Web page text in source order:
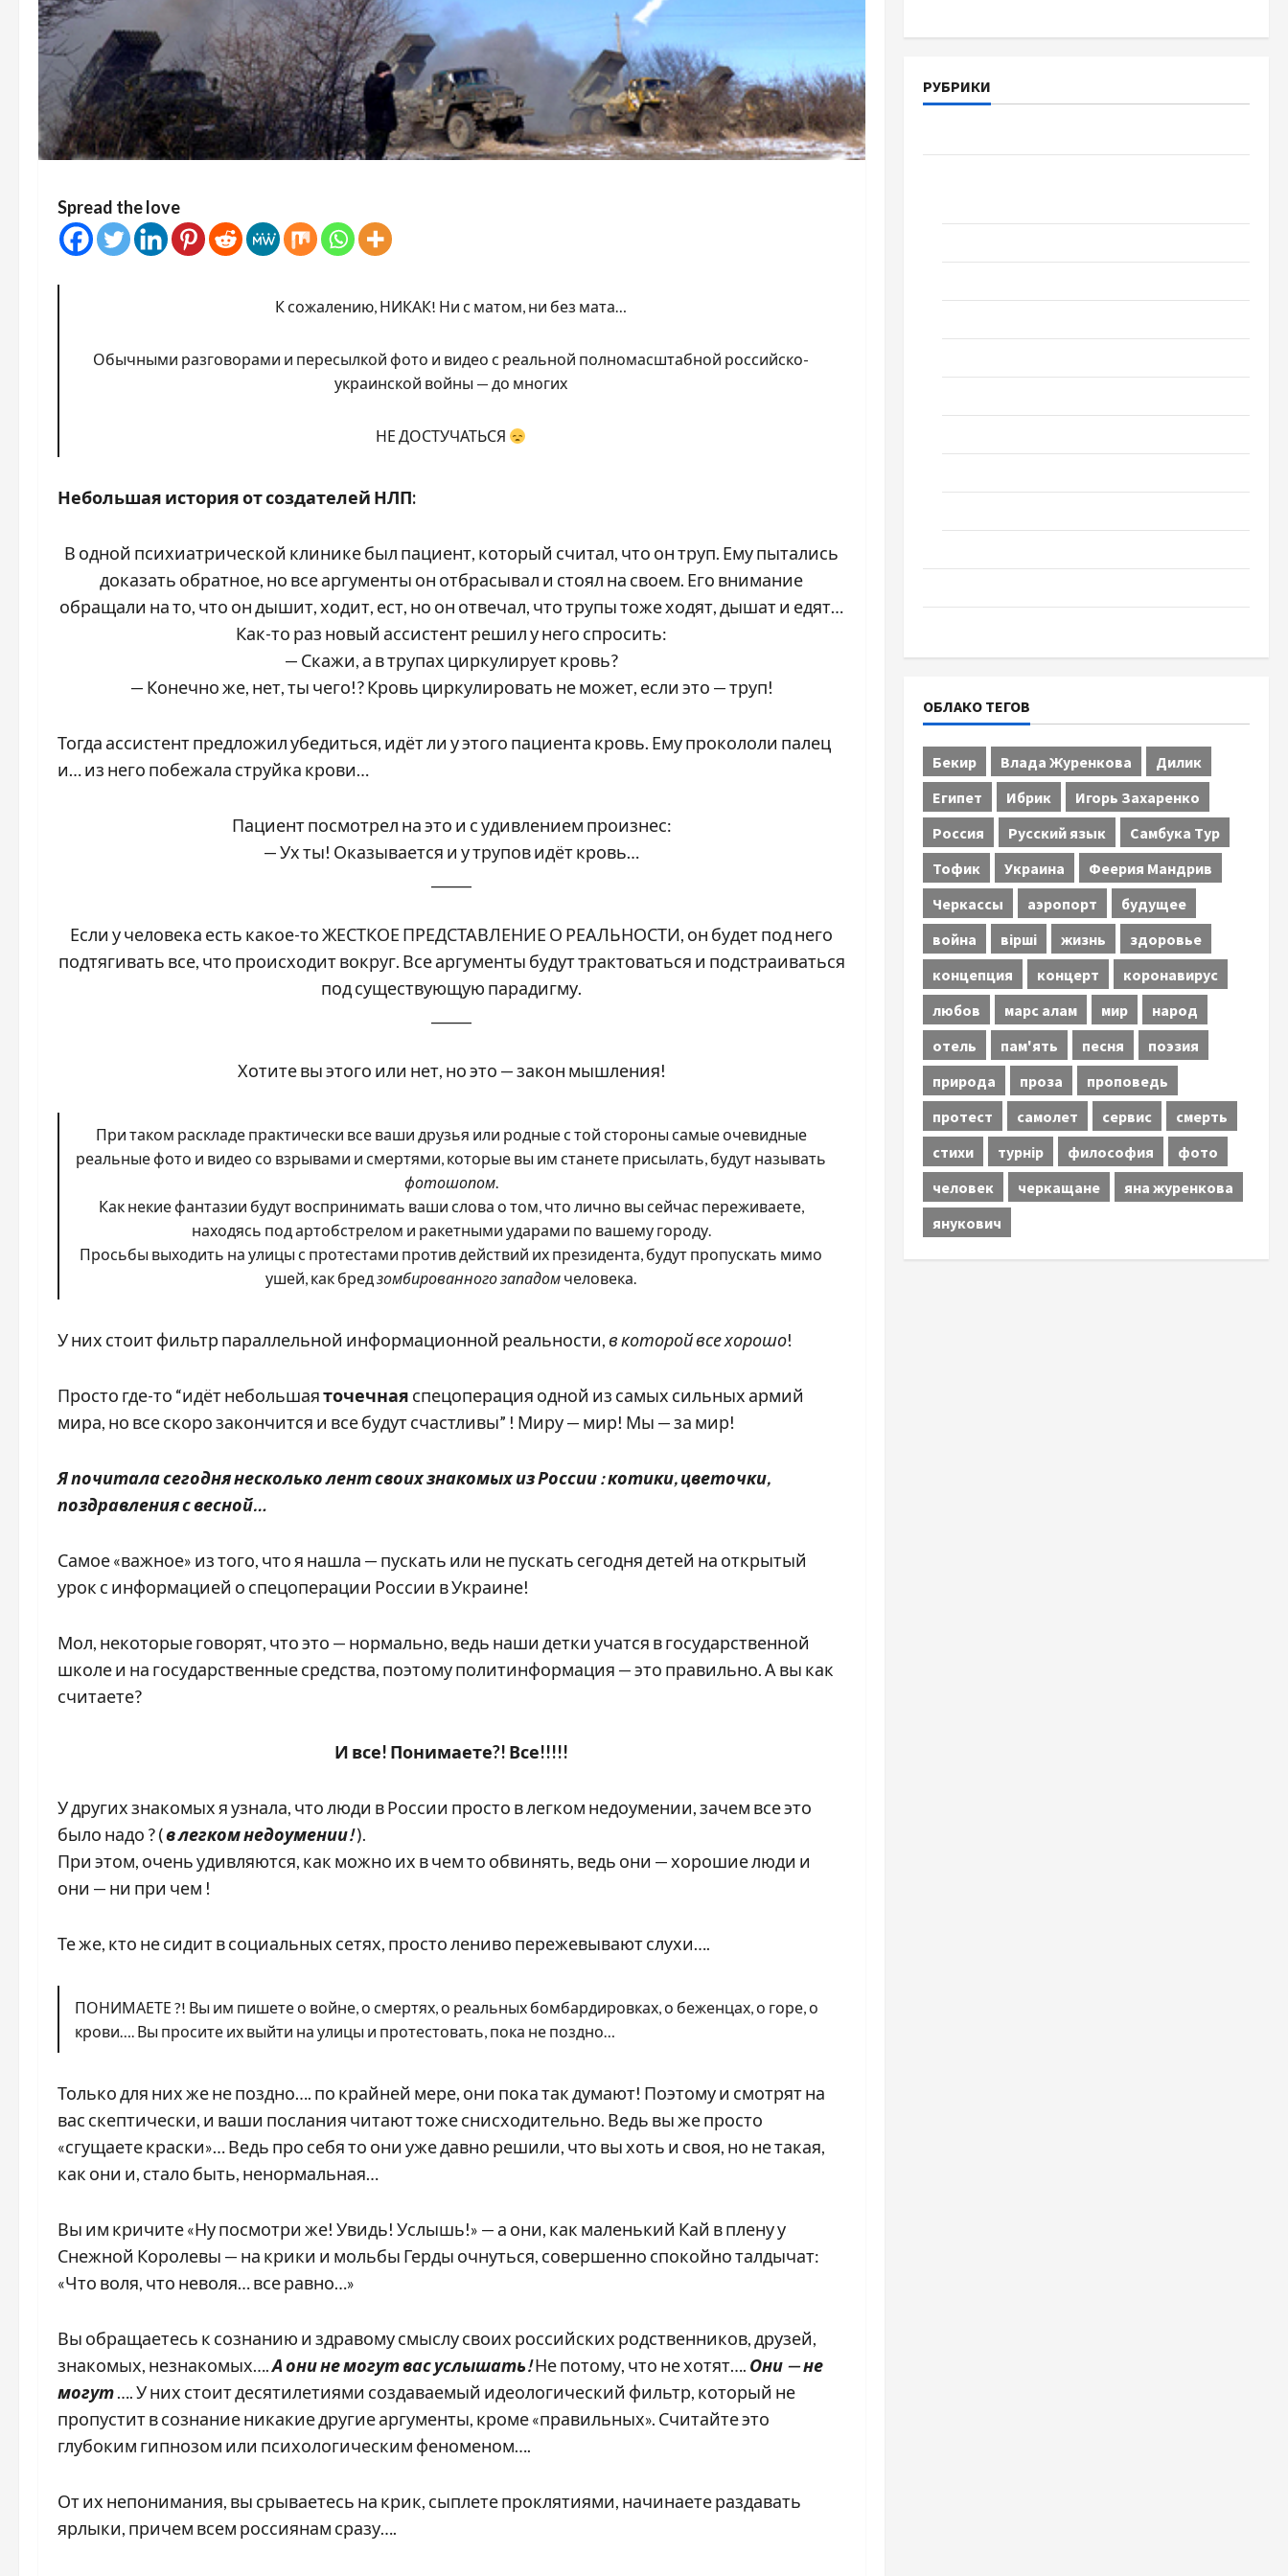
Spread the love
К сожалению, НИКАК! Ни с матом, ни без мата…
Обычными разговорами и пересылкой фото и видео с реальной полномасштабной российско-
украинской войны — до многих
НЕ ДОСТУЧАТЬСЯ
Небольшая история от создателей НЛП:
В одной психиатрической клинике был пациент, который считал, что он труп. Ему пытались
доказать обратное, но все аргументы он отбрасывал и стоял на своем. Его внимание
обращали на то, что он дышит, ходит, ест, но он отвечал, что трупы тоже ходят, дышат и едят…
Как-то раз новый ассистент решил у него спросить:
— Скажи, а в трупах циркулирует кровь?
— Конечно же, нет, ты чего!? Кровь циркулировать не может, если это — труп!
Тогда ассистент предложил убедиться, идёт ли у этого пациента кровь. Ему прокололи палец
и… из него побежала струйка крови…
Пациент посмотрел на это и с удивлением произнес:
— Ух ты! Оказывается и у трупов идёт кровь…
Если у человека есть какое-то ЖЕСТКОЕ ПРЕДСТАВЛЕНИЕ О РЕАЛЬНОСТИ, он будет под него
подтягивать все, что происходит вокруг. Все аргументы будут трактоваться и подстраиваться
под существующую парадигму.
Хотите вы этого или нет, но это — закон мышления!
При таком раскладе практически все ваши друзья или родные с той стороны самые очевидные
реальные фото и видео со взрывами и смертями, которые вы им станете присылать, будут называть
фотошопом.
Как некие фантазии будут воспринимать ваши слова о том, что лично вы сейчас переживаете,
находясь под артобстрелом и ракетными ударами по вашему городу.
Просьбы выходить на улицы с протестами против действий их президента, будут пропускать мимо
ушей, как бредзомбированного западом человека.
У них стоит фильтр параллельной информационной реальности, в которой все хорошо!
Просто где-то “идёт небольшаяточечная спецоперация одной из самых сильных армий
мира, но все скоро закончится и все будут счастливы” ! Миру — мир! Мы — за мир!
Я почитала сегодня несколько лент своих знакомых из России : котики, цветочки,
поздравления с весной…
Самое «важное» из того, что я нашла — пускать или не пускать сегодня детей на открытый
урок с информацией о спецоперации России в Украине!
Мол, некоторые говорят, что это — нормально, ведь наши детки учатся в государственной
школе и на государственные средства, поэтому политинформация — это правильно. А вы как
считаете?
И все! Понимаете?! Все!!!!!
У других знакомых я узнала, что люди в России просто в легком недоумении, зачем все это
было надо ? (в легкомнедоумении!).
При этом, очень удивляются, как можно их в чем то обвинять, ведь они — хорошие люди и
они — ни при чем !
Те же, кто не сидит в социальных сетях, просто лениво пережевывают слухи….
ПОНИМАЕТЕ ?! Вы им пишете о войне, о смертях, о реальных бомбардировках, о беженцах, о горе, о
крови…. Вы просите их выйти на улицы и протестовать, пока не поздно…
Только для них же не поздно…. по крайней мере, они пока так думают! Поэтому и смотрят на
вас скептически, и ваши послания читают тоже снисходительно. Ведь вы же просто
«сгущаете краски»… Ведь про себя то они уже давно решили, что вы хоть и своя, но не такая,
как они и, стало быть, ненормальная…
Вы им кричите «Ну посмотри же! Увидь! Услышь!» — а они, как маленький Кай в плену у
Снежной Королевы — на крики и мольбы Герды очнуться, совершенно спокойно талдычат:
«Что воля, что неволя… все равно…»
Вы обращаетесь к сознанию и здравому смыслу своих российских родственников, друзей,
знакомых, незнакомых….А они не могут вас услышать!Не потому, что не хотят…. Они — не
могут…. У них стоит десятилетиями создаваемый идеологический фильтр, который не
пропустит в сознание никакие другие аргументы, кроме «правильных». Считайте это
глубоким гипнозом или психологическим феноменом….
От их непонимания, вы срываетесь на крик, сыплете проклятиями, начинаете раздавать
ярлыки, причем всем россиянам сразу….
РУБРИКИ
ОБЛАКО ТЕГОВ
Бекир Влада Журенкова
Дилик
Египет
Ибрик
Игорь Захаренко
Россия
Русский язык
Самбука Тур
Тофик
Украина
Феерия Мандрив
Черкассы
аэропорт
будущее
война
вірші жизнь
здоровье
концепция
концерт
коронавирус
любов
марс алам мир
народ
отель
пам'ять песня
поэзия
природа
проза
проповедь
протест
самолет сервис
смерть
стихи
турнір философия
фото
человек
черкащане
яна журенкова
янукович